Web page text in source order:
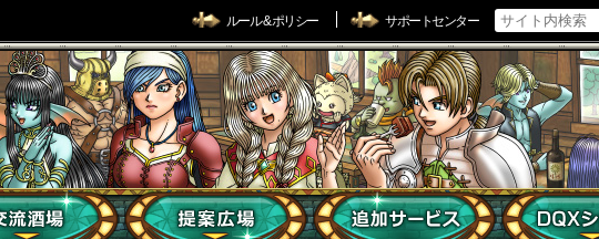
ルール & ポリシー サポートセンター